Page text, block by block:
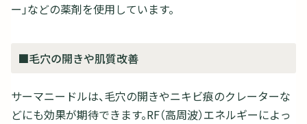
ー」などの薬剤を使用しています。
■毛穴の開きや肌質改善
サーマニードルは、毛穴の開きやニキビ痕のクレーターな
どにも効果が期待できます。RF（高周波）エネルギーによっ